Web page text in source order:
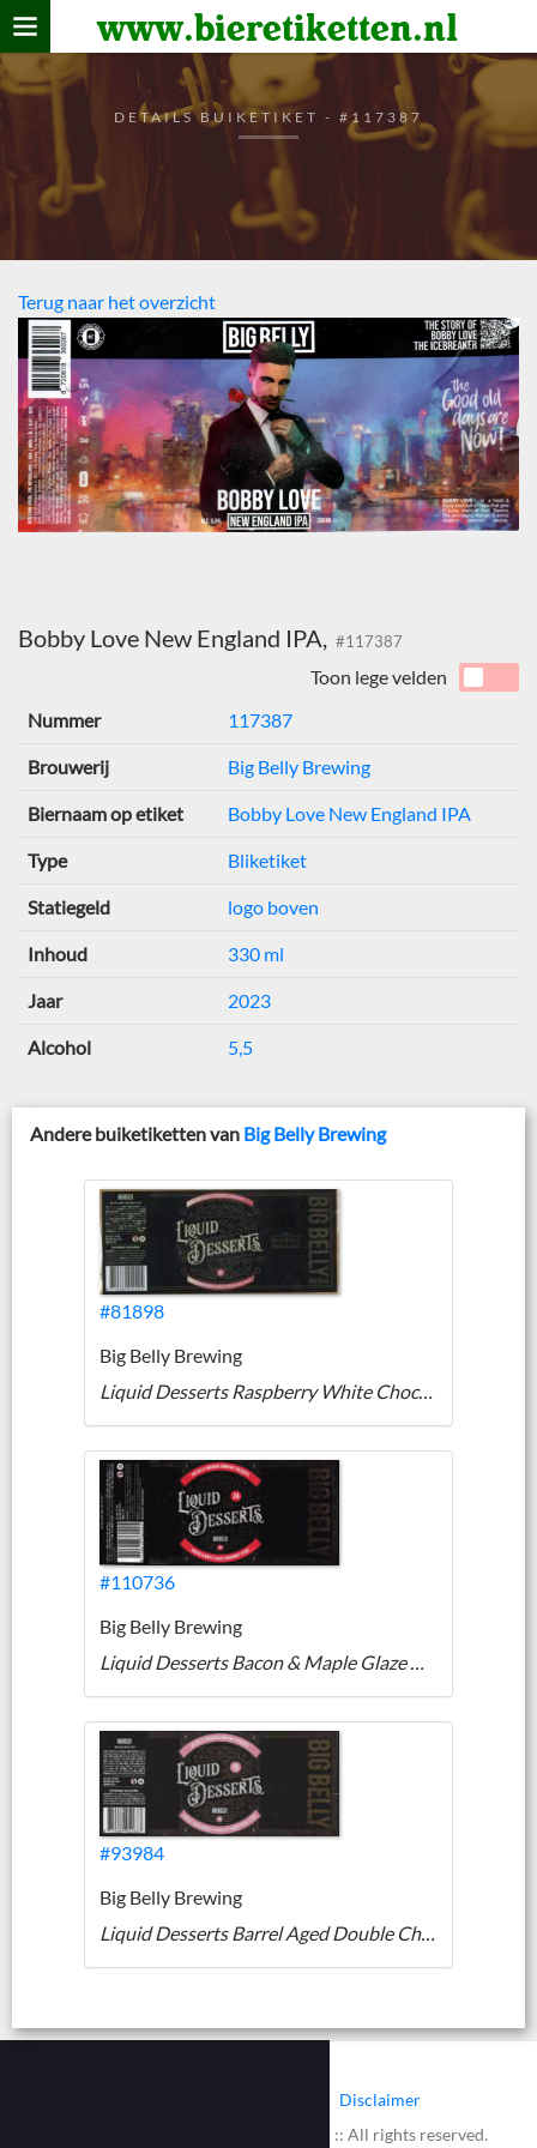
www.bieretiketten.nl
Home
verzamelen
De bierkaart
Bezoekers
DETAILS BUIKETIKET - #117387
Terug naar het overzicht
Bobby Love New England IPA, #117387
Toon lege velden
Nummer
117387
Brouwerij Big Belly Brewing
Biernaam op etiket Bobby Love New England IPA
Type Bliketiket
Statiegeld logo boven
Inhoud 330 ml
Jaar 2023
Alcohol 5,5
Andere buiketiketten van Big Belly Brewing
#81898
Big Belly Brewing
Liquid Desserts Raspberry White Choc Cheesecake Quad
#110736
Big Belly Brewing
#93984
Big Belly Brewing
Liquid Desserts Barrel Aged Double Chocolate Rocky Raod Stout
Disclaimer
© 2002 - 2026 :: www.bieretiketten.nl :: All rights reserved.